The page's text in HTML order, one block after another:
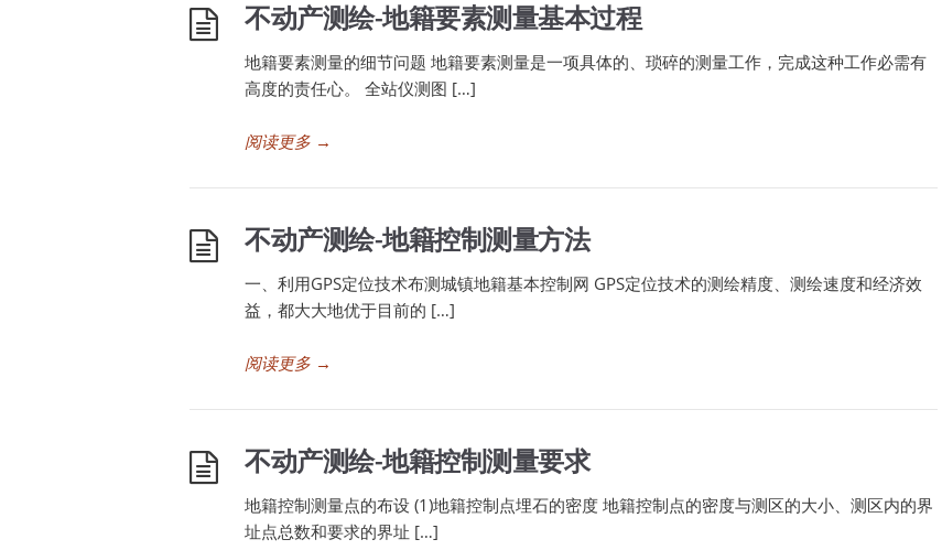
不动产测绘-地籍要素测量基本过程
地籍要素测量的细节问题 地籍要素测量是一项具体的、琐碎的测量工作，完成这种工作必需有
高度的责任心。 全站仪测图 […]
阅读更多 →
不动产测绘-地籍控制测量方法
一、利用GPS定位技术布测城镇地籍基本控制网 GPS定位技术的测绘精度、测绘速度和经济效
益，都大大地优于目前的 […]
阅读更多 →
不动产测绘-地籍控制测量要求
地籍控制测量点的布设 (1)地籍控制点埋石的密度 地籍控制点的密度与测区的大小、测区内的界
址点总数和要求的界址 […]